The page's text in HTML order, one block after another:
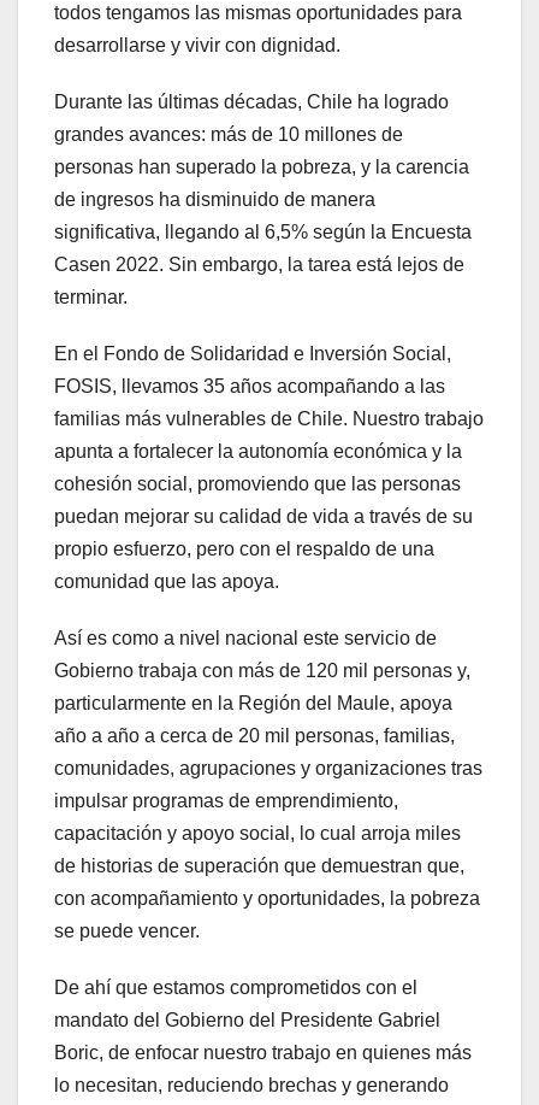
todos tengamos las mismas oportunidades para
desarrollarse y vivir con dignidad.
Durante las últimas décadas, Chile ha logrado
grandes avances: más de 10 millones de
personas han superado la pobreza, y la carencia
de ingresos ha disminuido de manera
significativa, llegando al 6,5% según la Encuesta
Casen 2022. Sin embargo, la tarea está lejos de
terminar.
En el Fondo de Solidaridad e Inversión Social,
FOSIS, llevamos 35 años acompañando a las
familias más vulnerables de Chile. Nuestro trabajo
apunta a fortalecer la autonomía económica y la
cohesión social, promoviendo que las personas
puedan mejorar su calidad de vida a través de su
propio esfuerzo, pero con el respaldo de una
comunidad que las apoya.
Así es como a nivel nacional este servicio de
Gobierno trabaja con más de 120 mil personas y,
particularmente en la Región del Maule, apoya
año a año a cerca de 20 mil personas, familias,
comunidades, agrupaciones y organizaciones tras
impulsar programas de emprendimiento,
capacitación y apoyo social, lo cual arroja miles
de historias de superación que demuestran que,
con acompañamiento y oportunidades, la pobreza
se puede vencer.
De ahí que estamos comprometidos con el
mandato del Gobierno del Presidente Gabriel
Boric, de enfocar nuestro trabajo en quienes más
lo necesitan, reduciendo brechas y generando